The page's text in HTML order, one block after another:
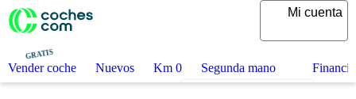
GRATIS
Vender coche Nuevos Km 0 Segunda mano
Mi cuenta